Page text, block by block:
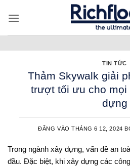
qua
TIN TỨC
Thảm Skywalk giải
trượt tối ưu cho mọi
dựng
ĐĂNG VÀOTHÁNG 6 12, 2024
Trong ngành xây dựng, vấn đề an
đầu. Đặc biệt, khi xây dựng các